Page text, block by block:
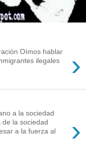
›
Oímos hablar
ilegales
›
a la sociedad
la sociedad
a la fuerza al